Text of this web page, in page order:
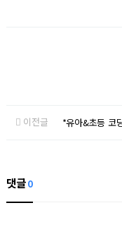
이전글 *유아&초등 코
댓글0